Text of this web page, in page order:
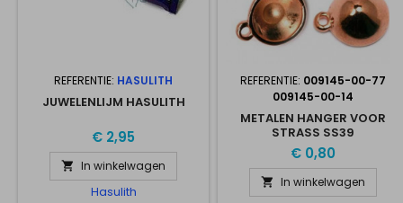
REFERENTIE: HASULITH
JUWELENLIJM HASULITH
€ 2,95
 In winkelwagen
Hasulith
REFERENTIE: 009145-00-77
009145-00-14
METALEN HANGER VOOR
STRASS SS39
€ 0,80
 In winkelwagen